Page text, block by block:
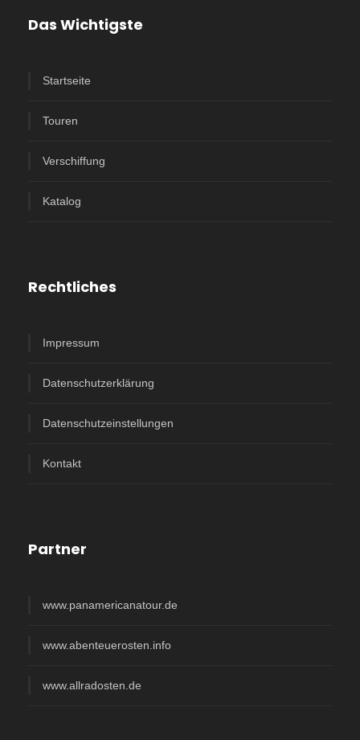
Das Wichtigste
Startseite
Touren
Verschiffung
Katalog
Rechtliches
Impressum
Datenschutzerklärung
Datenschutzeinstellungen
Kontakt
Partner
www.panamericanatour.de
www.abenteuerosten.info
www.allradosten.de